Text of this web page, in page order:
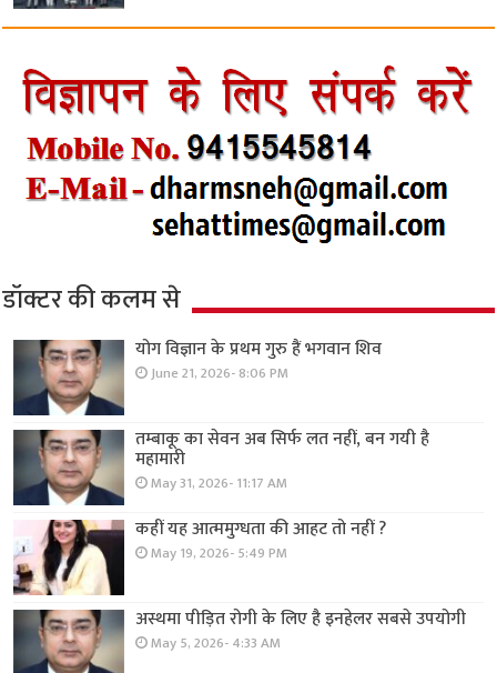
डॉक्टर की कलम से
योग विज्ञान के प्रथम गुरु हैं भगवान शिव
June 21, 2026- 8:06 PM
तम्बाकू का सेवन अब सिर्फ लत नहीं, बन गयी है
महामारी
May 31, 2026- 11:17 AM
कहीं यह आत्ममुग्धता की आहट तो नहीं ?
May 19, 2026- 5:49 PM
अस्थमा पीड़ित रोगी के लिए है इनहेलर सबसे उपयोगी
May 5, 2026- 4:33 AM